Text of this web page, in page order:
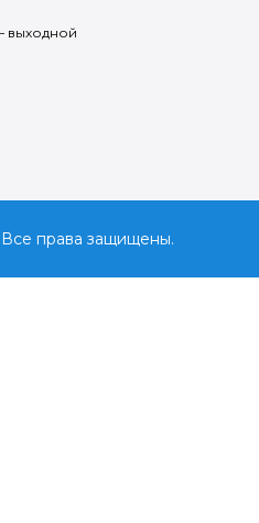
выходной
права защищены.